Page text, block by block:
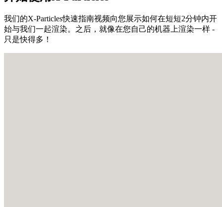
我们的X-Particles快速指南视频向您展示如何在短短2分钟内开
始与我们一起渲染。之后，就像在您自己的机器上渲染一样 -
只是快得多！